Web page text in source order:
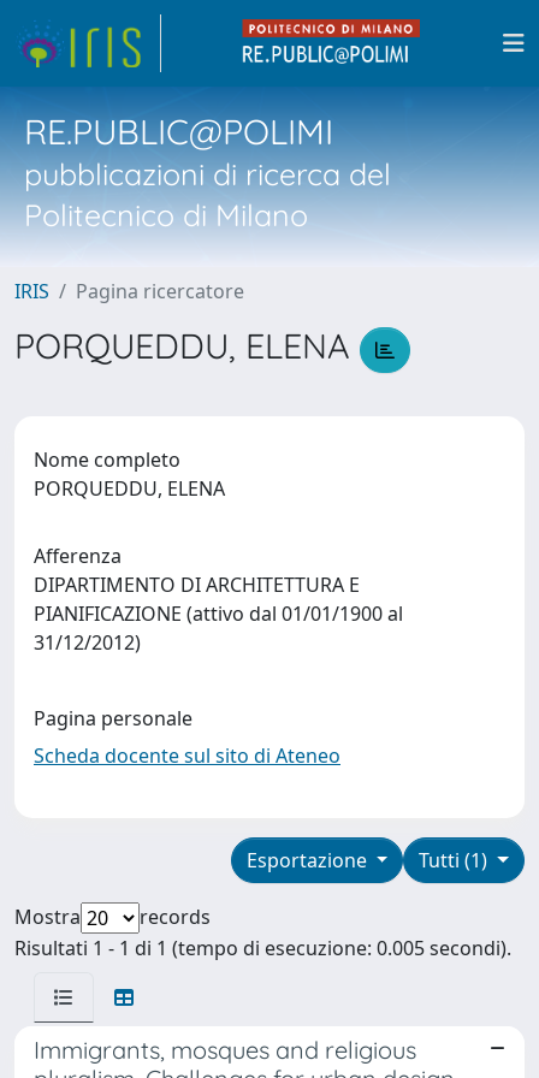
RE.PUBLIC@POLIMI
pubblicazioni di ricerca del
Politecnico di Milano
IRIS Pagina ricercatore
PORQUEDDU, ELENA
Nome completo
PORQUEDDU, ELENA
Afferenza
DIPARTIMENTO DI ARCHITETTURA E
PIANIFICAZIONE (attivo dal 01/01/1900 al
31/12/2012)
Pagina personale
Scheda docente sul sito di Ateneo
Tutti (1)
Esportazione
Mostra
records
Risultati 1 - 1 di 1 (tempo di esecuzione: 0.005 secondi).
Immigrants, mosques and religious